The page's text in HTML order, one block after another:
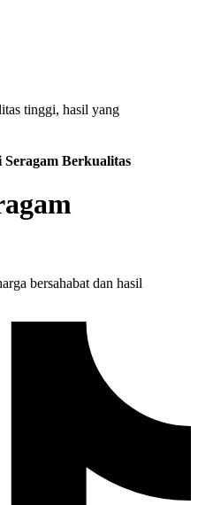
tinggi, hasil yang
Seragam Berkualitas
bersahabat dan hasil